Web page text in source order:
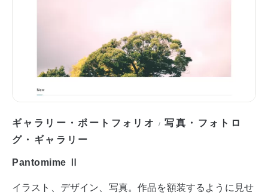
ギャラリー・ポートフォリオ /写真・フォトロ
グ・ギャラリー
Pantomime Ⅱ
イラスト、デザイン、写真。作品を額装するように見せ